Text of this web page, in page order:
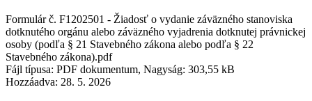
Formulár č. F1202501 - Žiadosť o vydanie záväzného stanoviska
dotknutého orgánu alebo záväzného vyjadrenia dotknutej právnickej
osoby (podľa § 21 Stavebného zákona alebo podľa § 22
Stavebného zákona).pdf
Fájl típusa: PDF dokumentum, Nagyság: 303,55 kB
Hozzáadva: 28. 5. 2026